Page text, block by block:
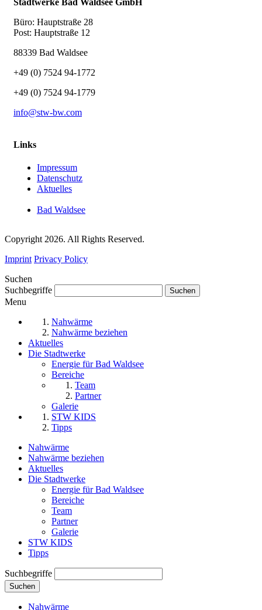
Stadtwerke Bad Waldsee GmbH
Büro: Hauptstraße 28
Post: Hauptstraße 12
88339 Bad Waldsee
+49 (0) 7524 94-1772
+49 (0) 7524 94-1779
info@stw-bw.com
Links
Impressum
Datenschutz
Aktuelles
Bad Waldsee
Copyright 2026. All Rights Reserved.
Imprint Privacy Policy
Suchen
Suchbegriffe
Menu
Nahwärme
Nahwärme beziehen
Aktuelles
Die Stadtwerke
Energie für Bad Waldsee
Bereiche
Team
Partner
Galerie
STW KIDS
Tipps
Nahwärme
Nahwärme beziehen
Aktuelles
Die Stadtwerke
Energie für Bad Waldsee
Bereiche
Team
Partner
Galerie
STW KIDS
Tipps
Suchbegriffe
Suchen
Nahwärme